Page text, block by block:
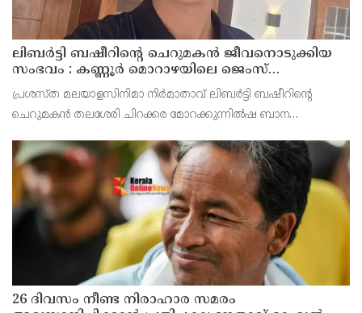
ലിബർട്ടി ബഷീറിന്റെ ചെറുമകൻ ജീവനൊടുക്കിയ
സംഭവം : കണ്ണൂർ മൊറാഴയിലെ ജെംസ്
ഇൻ്റർനാഷനൽ സ്കൂളിലെ പ്രധാന
അധ്യാപികക്കെതിരെ പരാതിയുമായിബന്ധുക്കൾ
പ്രശസ്ത മലയാളസിനിമാ നിർമാതാവ് ലിബർട്ടി ബഷീറിന്റെ
ചെറുമകൻ തലശേരി ചിറക്കര മോറക്കുന്നിൽഷ ബാന
ജീവനൊടുക്കിയസംഭവത്തിൽ കണ്ണൂർ മോറാഴയിലെ ജെംസ്
ഇൻ്റർനാഷനൽ സ്കൂൾ പ്രധാന അധ്
26 ദിവസം നീണ്ട നിരാഹാര സമരം